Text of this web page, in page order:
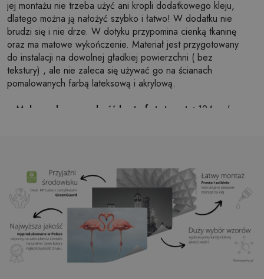
jej montażu nie trzeba użyć ani kropli dodatkowego kleju,
dlatego można ją nałożyć szybko i łatwo! W dodatku nie
brudzi się i nie drze. W dotyku przypomina cienką tkaninę
oraz ma matowe wykończenie. Materiał jest przygotowany
do instalacji na dowolnej gładkiej powierzchni ( bez
tekstury) , ale nie zaleca się używać go na ścianach
pomalowanych farbą lateksową i akrylową.
Maksymalna szerokość brytu fototapety: 124cm (w
Klej:Niepotrzebny
Zastosowanie:
Salon, sypialnia, pomieszczenia
biurowe, przedpokój i wiele innych